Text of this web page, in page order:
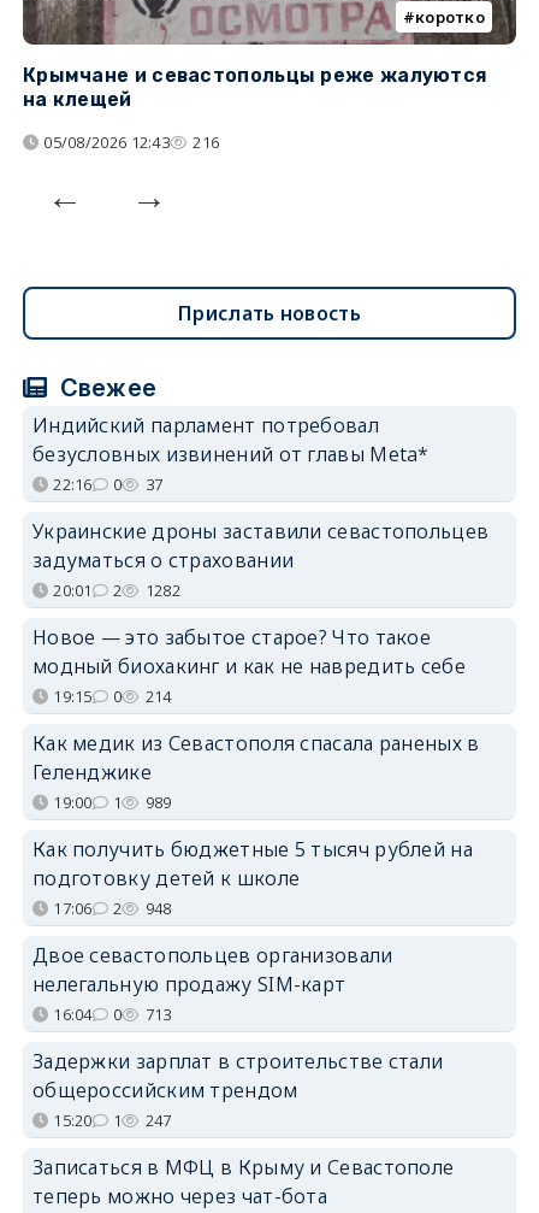
коротко
Крымчане и севастопольцы реже жалуются
на клещей
05/08/2026 12:43 216
Прислать новость
Свежее
Индийский парламент потребовал
безусловных извинений от главы Meta*
22:16 0 37
Украинские дроны заставили севастопольцев
задуматься о страховании
20:01 2 1282
Новое — это забытое старое? Что такое
модный биохакинг и как не навредить себе
19:15 0 214
Как медик из Севастополя спасала раненых в
Геленджике
19:00 1 989
Как получить бюджетные 5 тысяч рублей на
подготовку детей к школе
17:06 2 948
Двое севастопольцев организовали
нелегальную продажу SIM-карт
16:04 0 713
Задержки зарплат в строительстве стали
общероссийским трендом
15:20 1 247
Записаться в МФЦ в Крыму и Севастополе
теперь можно через чат-бота